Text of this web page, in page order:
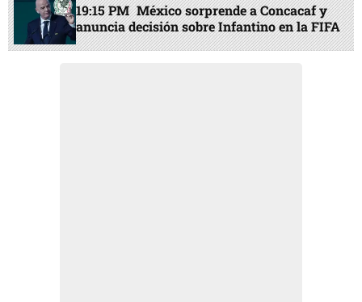
19:15 PM México sorprende a Concacaf y
anuncia decisión sobre Infantino en la FIFA